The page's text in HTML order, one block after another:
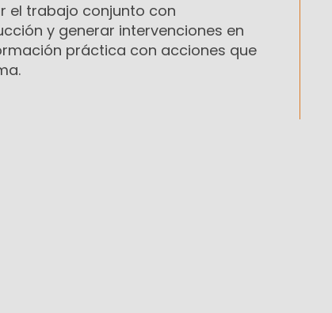
el trabajo conjunto con
y generar intervenciones en
práctica con acciones que